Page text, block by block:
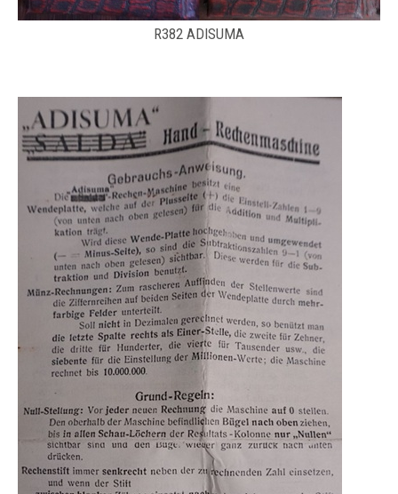
R382 ADISUMA